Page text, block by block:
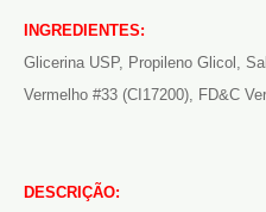
INGREDIENTES:
Glicerina USP, Propileno Glicol,
Vermelho #33 (CI17200), FD&C
DESCRIÇÃO: